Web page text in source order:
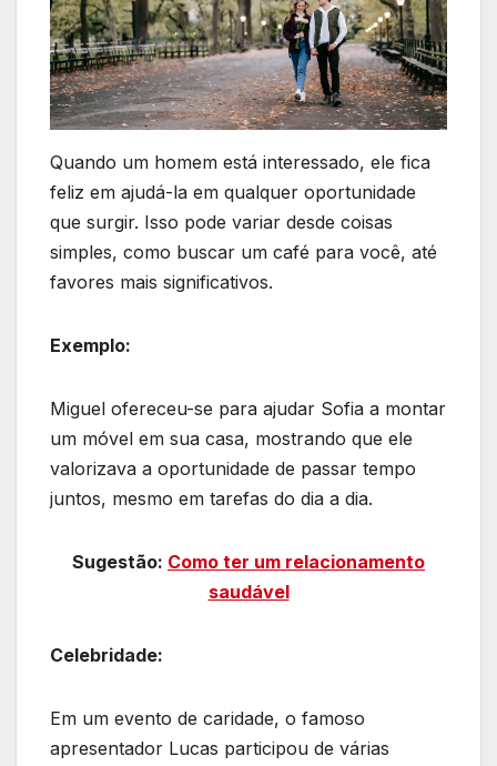
Quando um homem está interessado, ele fica
feliz em ajudá-la em qualquer oportunidade
que surgir. Isso pode variar desde coisas
simples, como buscar um café para você, até
favores mais significativos.
Exemplo:
Miguel ofereceu-se para ajudar Sofia a montar
um móvel em sua casa, mostrando que ele
valorizava a oportunidade de passar tempo
juntos, mesmo em tarefas do dia a dia.
Sugestão: Como ter um relacionamento
saudável
Celebridade:
Em um evento de caridade, o famoso
apresentador Lucas participou de várias